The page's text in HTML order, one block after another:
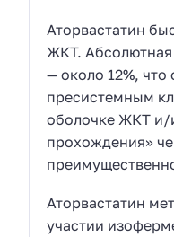
Аторвастатин
ЖКТ. Абсолютная
— около 12%, что
пресистемным
оболочке ЖКТ и/
прохождения»
Аторвастатин
участии